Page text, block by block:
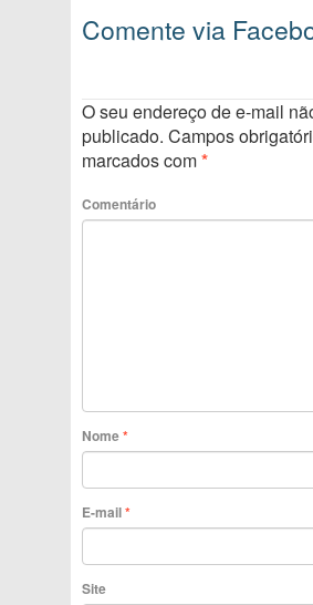
Comente via
O seu endereço de e-mail
publicado. Campos
marcados com*
Comentário
Nome*
E-mail*
Site